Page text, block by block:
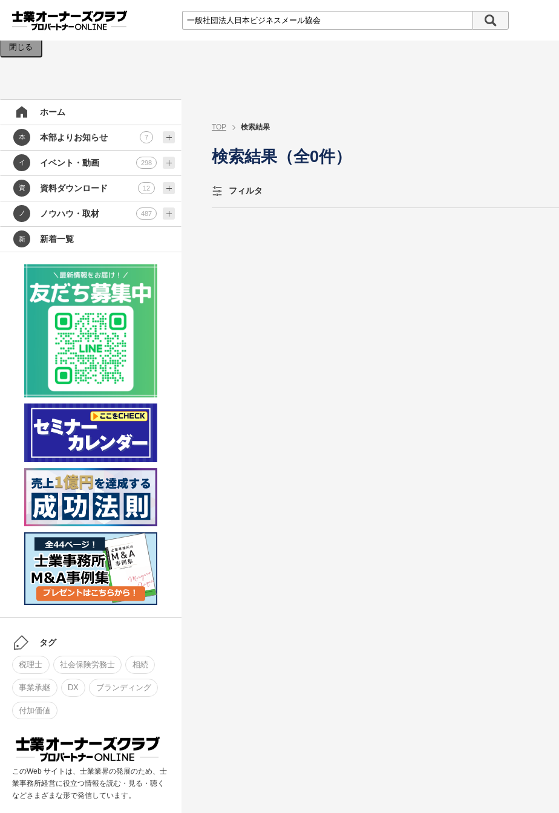
検索条件を入力してください。
閉じる
ホーム
本 本部よりお知らせ 7
イ イベント・動画 298
資 資料ダウンロード 12
ノ ノウハウ・取材 487
新 新着一覧
タグ
税理士 社会保険労務士 相続
事業承継 DX ブランディング
付加価値
このWeb サイトは、士業業界の発展のため、士
業事務所経営に役立つ情報を読む・見る・聴く
などさまざまな形で発信しています。
TOP 検索結果
検索結果（全0件）
フィルタ